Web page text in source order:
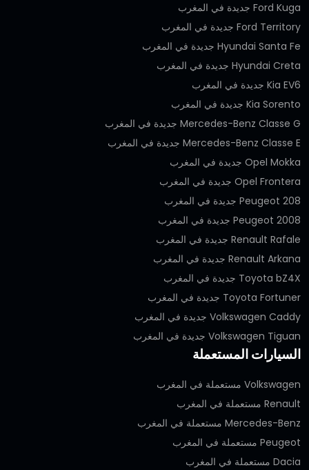
Ford Kuga جديدة في المغرب
Ford Territory جديدة في المغرب
Hyundai Santa Fe جديدة في المغرب
Hyundai Creta جديدة في المغرب
Kia EV6 جديدة في المغرب
Kia Sorento جديدة في المغرب
Mercedes-Benz Classe G جديدة في المغرب
Mercedes-Benz Classe E جديدة في المغرب
Opel Mokka جديدة في المغرب
Opel Frontera جديدة في المغرب
Peugeot 208 جديدة في المغرب
Peugeot 2008 جديدة في المغرب
Renault Rafale جديدة في المغرب
Renault Arkana جديدة في المغرب
Toyota bZ4X جديدة في المغرب
Toyota Fortuner جديدة في المغرب
Volkswagen Caddy جديدة في المغرب
Volkswagen Tiguan جديدة في المغرب
السيارات المستعملة
Volkswagen مستعملة في المغرب
Renault مستعملة في المغرب
Mercedes-Benz مستعملة في المغرب
Peugeot مستعملة في المغرب
Dacia مستعملة في المغرب